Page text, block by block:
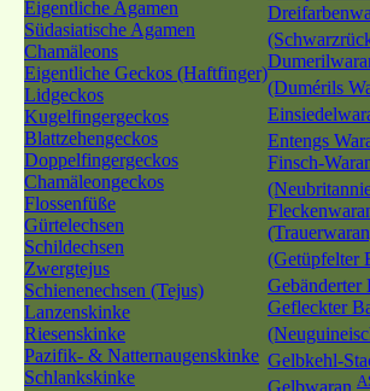
Eigentliche Agamen
Südasiatische Agamen
Chamäleons
Eigentliche Geckos (Haftfinger)
Lidgeckos
Kugelfingergeckos
Blattzehengeckos
Doppelfingergeckos
Chamäleongeckos
Flossenfüße
Gürtelechsen
Schildechsen
Zwergtejus
Schienenechsen (Tejus)
Lanzenskinke
Riesenskinke
Pazifik- & Natternaugenskinke
Schlankskinke
(Dumérils
Entengs
Finsch-
(Getüpfelter
Gebänderter
Gefleckter
Gelbkehl-